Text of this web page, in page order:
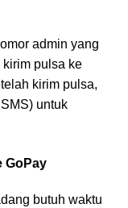
admin yang
pulsa ke
kirim pulsa,
untuk
GoPay
butuh waktu